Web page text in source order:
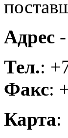
Адрес
Тел.:
Факс:
Карта: